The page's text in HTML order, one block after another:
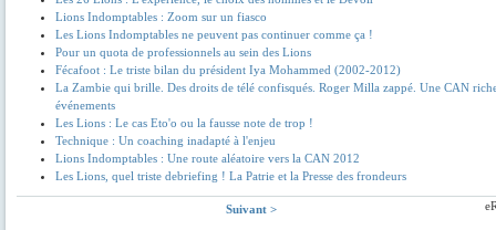
Lions Indomptables : Zoom sur un fiasco
Les Lions Indomptables ne peuvent pas continuer comme ça !
Pour un quota de professionnels au sein des Lions
Fécafoot : Le triste bilan du président Iya Mohammed (2002-2012)
La Zambie qui brille. Des droits de télé confisqués. Roger Milla zappé. Une CAN
événements
Les Lions : Le cas Eto'o ou la fausse note de trop !
Technique : Un coaching inadapté à l'enjeu
Lions Indomptables : Une route aléatoire vers la CAN 2012
Les Lions, quel triste debriefing ! La Patrie et la Presse des frondeurs
Suivant >